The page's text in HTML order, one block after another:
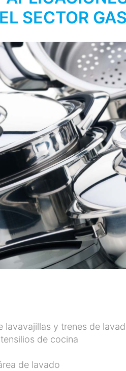
SECTOR
lavavajillas y trenes de
de cocina
de lavado